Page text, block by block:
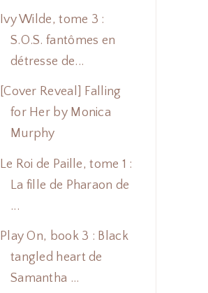
Ivy Wilde, tome 3 :
S.O.S. fantômes en
détresse de...
[Cover Reveal] Falling
for Her by Monica
Murphy
Le Roi de Paille, tome 1 :
La fille de Pharaon de
...
Play On, book 3 : Black
tangled heart de
Samantha ...